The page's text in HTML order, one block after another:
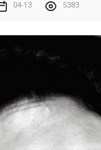
04-13 5383